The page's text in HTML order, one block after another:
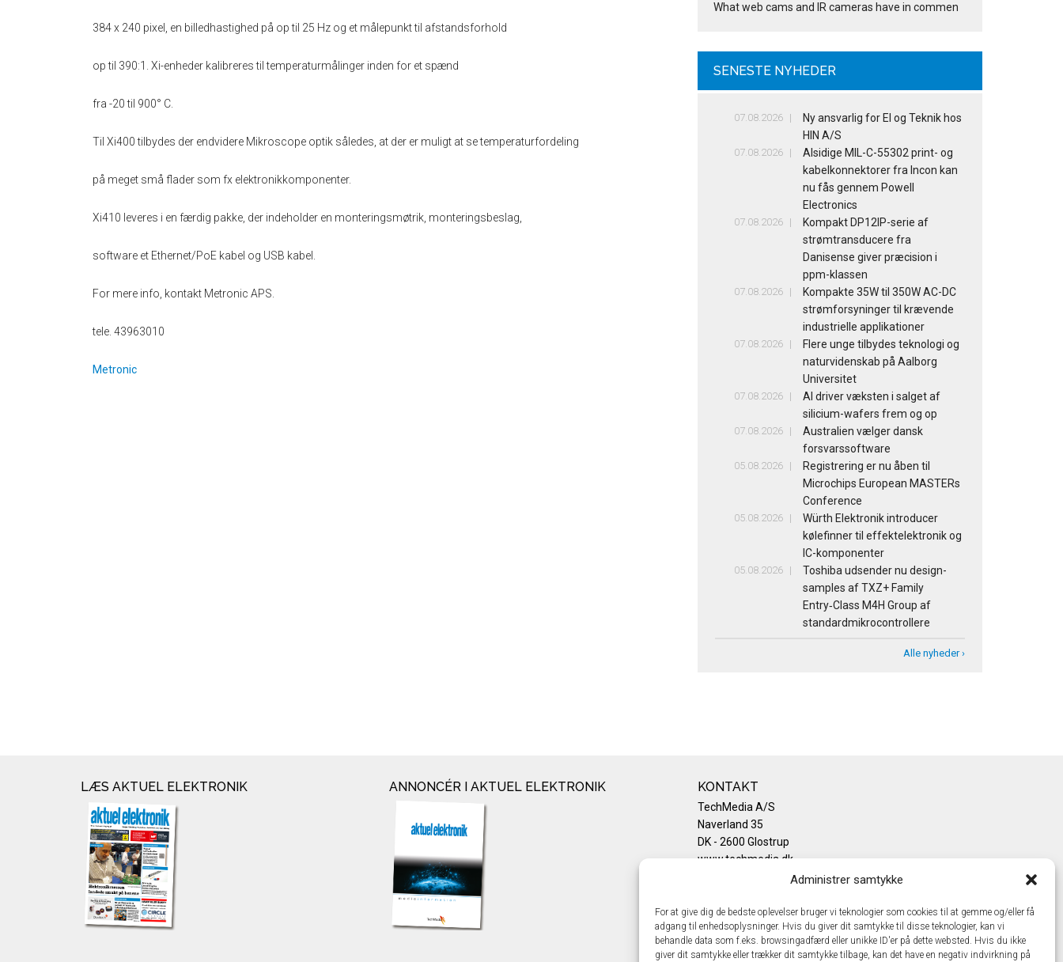
Administrer samtykke
For at give dig de bedste oplevelser bruger vi teknologier som cookies til at gemme og/eller få
adgang til enhedsoplysninger. Hvis du giver dit samtykke til disse teknologier, kan vi
behandle data som f.eks. browsingadfærd eller unikke ID'er på dette websted. Hvis du ikke
giver dit samtykke eller trækker dit samtykke tilbage, kan det have en negativ indvirkning på
384 x 240 pixel, en billedhastighed på op til 25 Hz og et målepunkt til afstandsforhold
op til 390:1. Xi-enheder kalibreres til temperaturmålinger inden for et spænd
fra -20 til 900° C.
Til Xi400 tilbydes der endvidere Mikroscope optik således, at der er muligt at se temperaturfordeling
på meget små flader som fx elektronikkomponenter.
Xi410 leveres i en færdig pakke, der indeholder en monteringsmøtrik, monteringsbeslag,
software et Ethernet/PoE kabel og USB kabel.
For mere info, kontakt Metronic APS.
tele. 43963010
Metronic
What web cams and IR cameras have in commen
SENESTE NYHEDER
07.08.2026
Ny ansvarlig for El og Teknik hos
HIN A/S
07.08.2026
Alsidige MIL-C-55302 print- og
kabelkonnektorer fra Incon kan
nu fås gennem Powell
Electronics
07.08.2026
Kompakt DP12IP-serie af
strømtransducere fra
Danisense giver præcision i
ppm-klassen
07.08.2026
Kompakte 35W til 350W AC-DC
strømforsyninger til krævende
industrielle applikationer
07.08.2026
Flere unge tilbydes teknologi og
naturvidenskab på Aalborg
Universitet
07.08.2026
AI driver væksten i salget af
silicium-wafers frem og op
07.08.2026
Australien vælger dansk
forsvarssoftware
05.08.2026
Registrering er nu åben til
Microchips European MASTERs
Conference
05.08.2026
Würth Elektronik introducer
kølefinner til effektelektronik og
IC-komponenter
05.08.2026
Toshiba udsender nu design-
samples af TXZ+ Family
Entry‑Class M4H Group af
standardmikrocontrollere
Alle nyheder ›
LÆS AKTUEL ELEKTRONIK ANNONCÉR I AKTUEL ELEKTRONIK KONTAKT
TechMedia A/S
Naverland 35
DK - 2600 Glostrup
www.techmedia.dk
Telefon: +45 43 24 26 28
Privatlivspolitik
Cookiepolitik